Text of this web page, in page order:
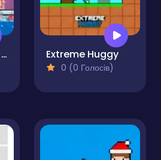
Bump the Robot Adventure Extreme Huggy
0 (0 Голосів)